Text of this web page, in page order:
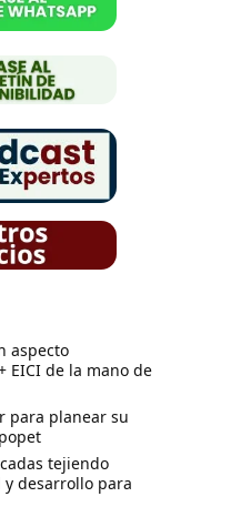
aspecto
EICI de la mano de
para planear su
tejiendo
desarrollo para